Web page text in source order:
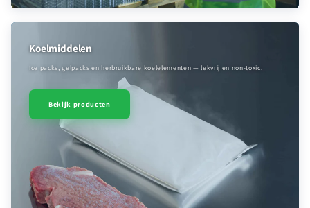
Koelmiddelen
Ice packs, gelpacks en herbruikbare koelelementen — lekvrij en non-toxic.
Bekijk producten